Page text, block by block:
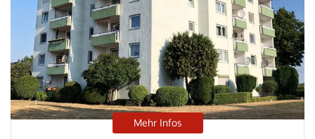
Mehr Infos